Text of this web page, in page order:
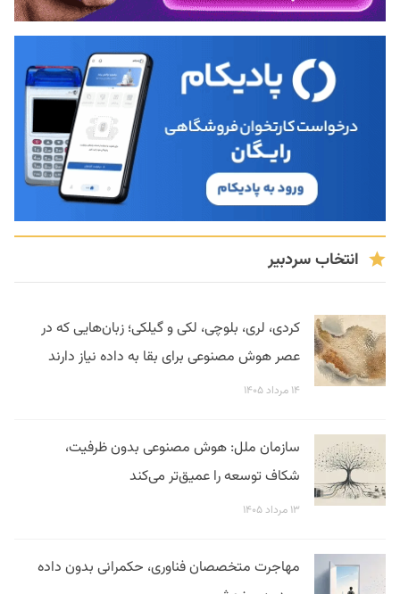
انتخاب سردبیر
کردی، لری، بلوچی، لکی و گیلکی؛ زبان‌هایی که در
عصر هوش مصنوعی برای بقا به داده نیاز دارند
۱۴ مرداد ۱۴۰۵
سازمان ملل: هوش مصنوعی بدون ظرفیت،
شکاف توسعه را عمیق‌تر می‌کند
۱۳ مرداد ۱۴۰۵
مهاجرت متخصصان فناوری، حکمرانی بدون داده